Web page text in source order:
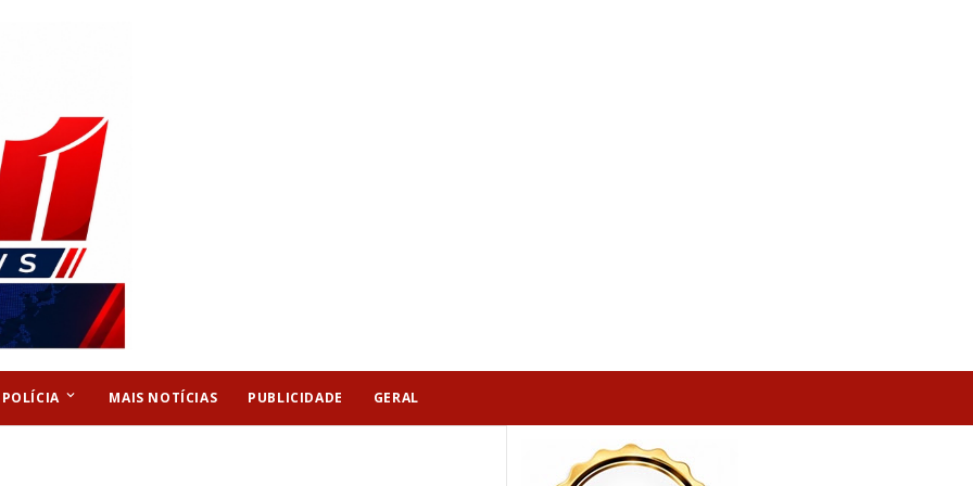
POLÍCIA keyboard_arrow_down MAIS NOTÍCIAS PUBLICIDADE GERAL